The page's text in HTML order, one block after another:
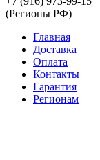
(Регионы РФ)
Главная
Доставка
Оплата
Контакты
Гарантия
Регионам